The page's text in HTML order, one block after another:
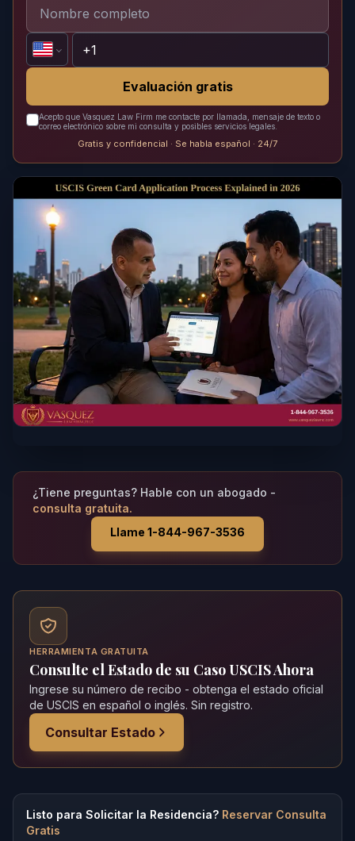
Evaluación gratis
Acepto que Vasquez Law Firm me contacte por llamada, mensaje de texto o
correo electrónico sobre mi consulta y posibles servicios legales.
Gratis y confidencial · Se habla español · 24/7
¿Tiene preguntas? Hable con un abogado -
consulta gratuita.
Llame 1-844-967-3536
HERRAMIENTA GRATUITA
Consulte el Estado de su Caso USCIS Ahora
Ingrese su número de recibo - obtenga el estado oficial
de USCIS en español o inglés. Sin registro.
Consultar Estado
Listo para Solicitar la Residencia? Reservar Consulta
Gratis